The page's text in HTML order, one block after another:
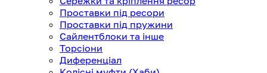
Проставки під ресори
Проставки під пружини
Сайлентблоки та інше
Торсіони
Диференціал